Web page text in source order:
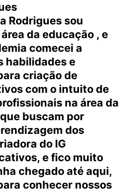
Rodrigues sou
da educação , e
comecei a
habilidades e
criação de
com o intuito de
na área da
buscam por
dos
do IG
e fico muito
chegado até aqui,
conhecer nossos